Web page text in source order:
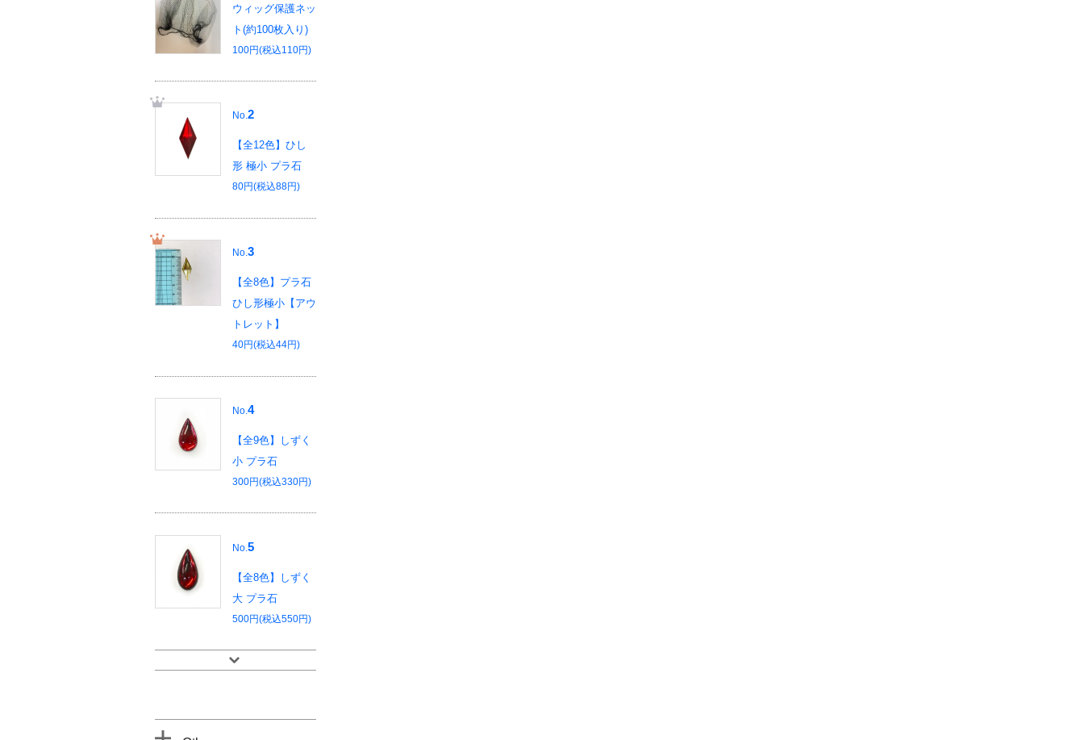
ウィッグ保護ネッ
ト(約100枚入り)
100円(税込110円)
No.2
【全12色】ひし
形 極小 プラ石
80円(税込88円)
No.3
【全8色】プラ石
ひし形極小【アウ
トレット】
40円(税込44円)
No.4
【全9色】しずく
小 プラ石
300円(税込330円)
No. 5
【全8色】しずく
大 プラ石
500円(税込550円)